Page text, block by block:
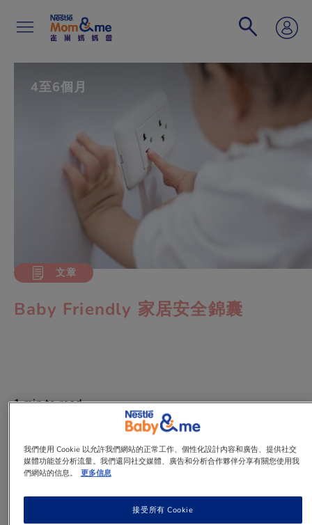
Search
4至6個月
文章
Baby Friendly 家居安全錦囊
1 min to read
您的寶寶安全嗎？
意外是引致兒童死亡的主要原因之一，每年死於意外
我們使用 Cookie 以允許我們網站的正常工作、個性化設計內容和廣告、提供社交
媒體功能並分析流量。我們還同社交媒體、廣告和分析合作夥伴分享有關您使用我
們網站的信息。
更多信息
接受所有 Cookie